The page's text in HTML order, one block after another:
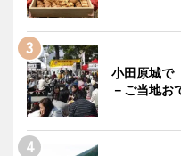
小田原城で
－ご当地お